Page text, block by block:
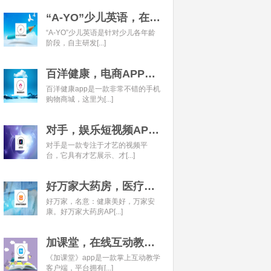
“A-YO”少儿英语，在线语言学习平台开发经典案例
“A-YO”少儿英语是针对少儿各年龄
阶段，自主研发[...]
百洋健康，电商APP开发经典案例
百洋健康app是一款非常不错的手机
购物商城，这里为[...]
对手，娱乐短视频APP开发经典案例
对手是一款专注于才艺的视频平
台，它具有才艺展示、才[...]
好万家大药房，医疗健康APP开发经典案例
好万家，名意：健康美好，万家安
康。好万家大药房AP[...]
加课堂，在线互动教育APP经典案例
《加课堂》app是一款掌上互动教学
客户端，平台拥有[...]